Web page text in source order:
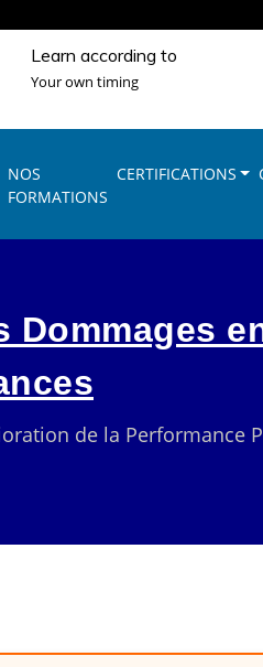
Learn according to
Your own timing
NOS
FORMATIONS
CERTIFICATIONS
Dommages
de la Performance